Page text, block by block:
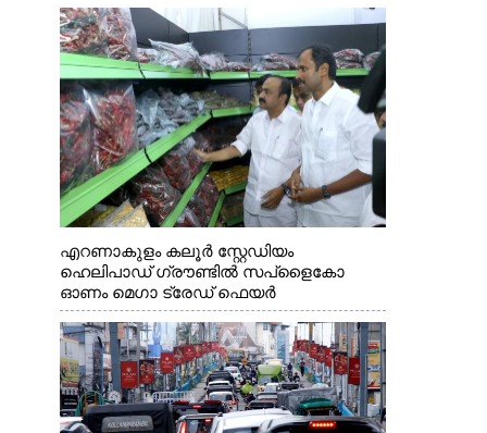
എറണാകുളം കലൂർ സ്റ്റേഡിയം
ഹെലിപാഡ് ഗ്രൗണ്ടിൽ സപ്ളൈകോ
ഓണം മെഗാ ട്രേഡ് ഫെയർ
സംസ്ഥാനതല ഉദ്ഘാടനം നിർവഹിച്ച്
സ്റ്റാൾ സന്ദർശിക്കുന്ന മുഖ്യമന്ത്രി വി.ഡി.
സതീശൻ. മന്ത്രി അനൂപ് ജേക്കബ് സമീപം